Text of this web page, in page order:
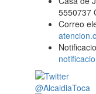
5550737
Correo
@AlcaldiaToca